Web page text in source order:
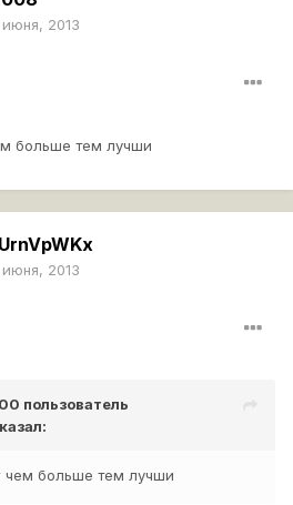
июня, 2013
больше тем лучши
июня, 2013
пользователь
чем больше тем лучши